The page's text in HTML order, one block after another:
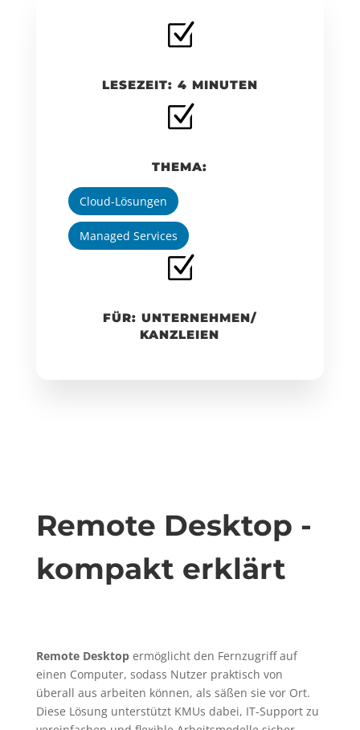
Z
LESEZEIT: 4 MINUTEN
Z
THEMA:
Cloud-Lösungen
Managed Services
Z
FÜR: UNTERNEHMEN/
KANZLEIEN
Remote Desktop -
kompakt erklärt
Remote Desktopermöglicht den Fernzugriff auf
einen Computer, sodass Nutzer praktisch von
überall aus arbeiten können, als säßen sie vor Ort.
Diese Lösung unterstützt KMUs dabei, IT-Support zu